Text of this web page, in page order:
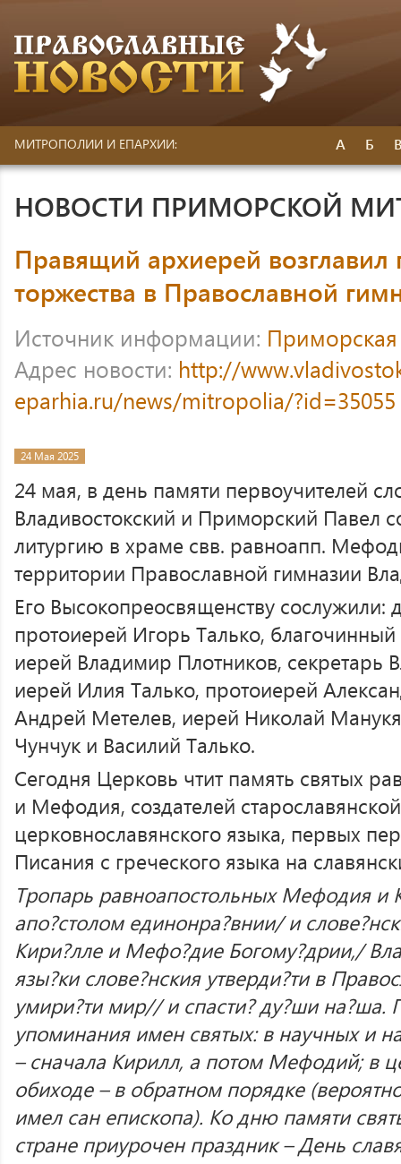
МИТРОПОЛИИ И ЕПАРХИИ: А Б
НОВОСТИ ПРИМОРСКОЙ
Правящий архиерей возглавил
торжества в Православной
Источник информации:
Адрес новости: http://
eparhia.ru/news/mitropolia/?id=35055
24 Мая 2025
24 мая, в день памяти первоучителей
Владивостокский и Приморский Павел
литургию в храме свв. равноапп.
территории Православной гимназии
Его Высокопреосвященству сослужили:
протоиерей Игорь Талько,
иерей Владимир Плотников, секретарь
иерей Илия Талько, протоиерей
Андрей Метелев, иерей Николай
Чунчук и Василий Талько.
Сегодня Церковь чтит память святых
и Мефодия, создателей
церковнославянского языка, первых
Писания с греческого языка на
Тропарь равноапостольных Мефодия и
апо?столом единонра?внии/ и
Кири?лле и Мефо?дие Богому?дрии,/
язы?ки слове?нския утверди?ти в
умири?ти мир// и спасти? ду?ши на?ша.
упоминания имен святых: в научных и
– сначала Кирилл, а потом Мефодий; в
обиходе – в обратном порядке
имел сан епископа). Ко дню памяти
стране приурочен праздник – День